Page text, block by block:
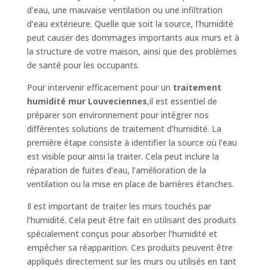
d’eau, une mauvaise ventilation ou une infiltration
d’eau extérieure. Quelle que soit la source, l’humidité
peut causer des dommages importants aux murs et à
la structure de votre maison, ainsi que des problèmes
de santé pour les occupants.
Pour intervenir efficacement pour un traitement
humidité mur Louveciennes,il est essentiel de
préparer son environnement pour intégrer nos
différentes solutions de traitement d’humidité. La
première étape consiste à identifier la source où l’eau
est visible pour ainsi la traiter. Cela peut inclure la
réparation de fuites d’eau, l’amélioration de la
ventilation ou la mise en place de barrières étanches.
Il est important de traiter les murs touchés par
l’humidité. Cela peut être fait en utilisant des produits
spécialement conçus pour absorber l’humidité et
empêcher sa réapparition. Ces produits peuvent être
appliqués directement sur les murs ou utilisés en tant